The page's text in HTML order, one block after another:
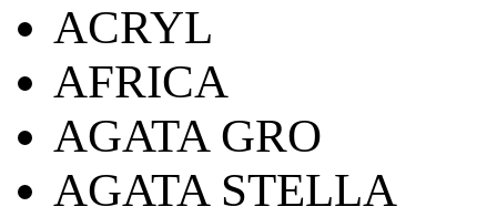
ACRYL
AFRICA
AGATA GRO
AGATA STELLA